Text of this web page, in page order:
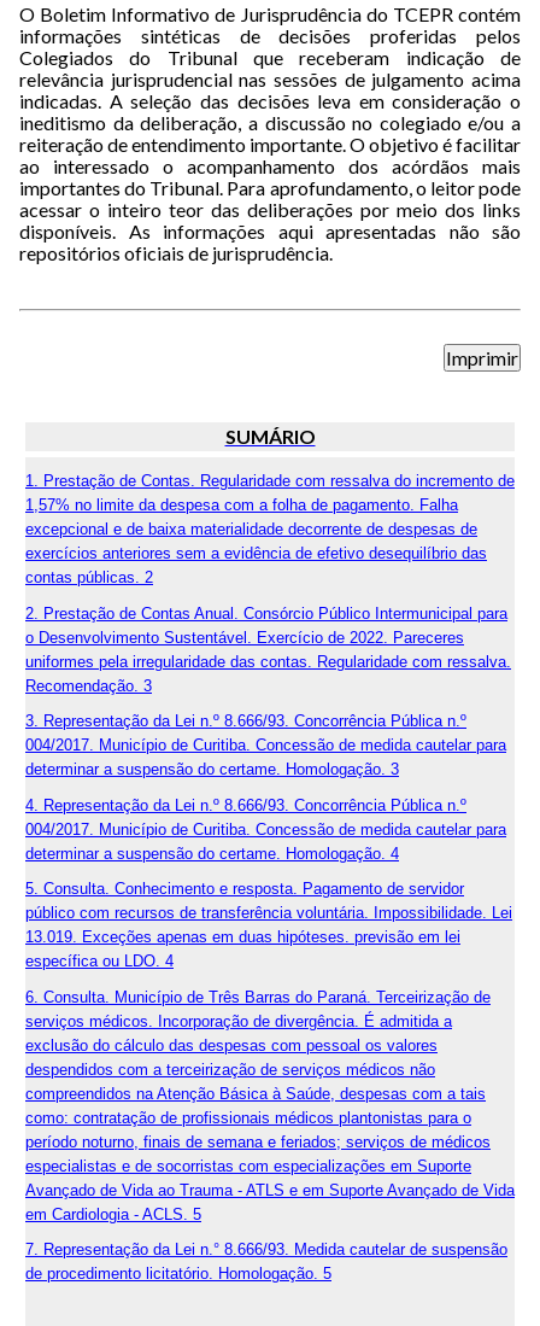
O Boletim Informativo de Jurisprudência do TCEPR contém
informações sintéticas de decisões proferidas pelos
Colegiados do Tribunal que receberam indicação de
relevância jurisprudencial nas sessões de julgamento acima
indicadas. A seleção das decisões leva em consideração o
ineditismo da deliberação, a discussão no colegiado e/ou a
reiteração de entendimento importante. O objetivo é facilitar
ao interessado o acompanhamento dos acórdãos mais
importantes do Tribunal. Para aprofundamento, o leitor pode
acessar o inteiro teor das deliberações por meio dos links
disponíveis. As informações aqui apresentadas não são
repositórios oficiais de jurisprudência.
SUMÁRIO
1. Prestação de Contas. Regularidade com ressalva do incremento de
1,57% no limite da despesa com a folha de pagamento. Falha
excepcional e de baixa materialidade decorrente de despesas de
exercícios anteriores sem a evidência de efetivo desequilíbrio das
contas públicas. 2
2. Prestação de Contas Anual. Consórcio Público Intermunicipal para
o Desenvolvimento Sustentável. Exercício de 2022. Pareceres
uniformes pela irregularidade das contas. Regularidade com ressalva.
Recomendação. 3
3. Representação da Lei n.º 8.666/93. Concorrência Pública n.º
004/2017. Município de Curitiba. Concessão de medida cautelar para
determinar a suspensão do certame. Homologação. 3
4. Representação da Lei n.º 8.666/93. Concorrência Pública n.º
004/2017. Município de Curitiba. Concessão de medida cautelar para
determinar a suspensão do certame. Homologação. 4
5. Consulta. Conhecimento e resposta. Pagamento de servidor
público com recursos de transferência voluntária. Impossibilidade. Lei
13.019. Exceções apenas em duas hipóteses. previsão em lei
específica ou LDO. 4
6. Consulta. Município de Três Barras do Paraná. Terceirização de
serviços médicos. Incorporação de divergência. É admitida a
exclusão do cálculo das despesas com pessoal os valores
despendidos com a terceirização de serviços médicos não
compreendidos na Atenção Básica à Saúde, despesas com a tais
como: contratação de profissionais médicos plantonistas para o
período noturno, finais de semana e feriados; serviços de médicos
especialistas e de socorristas com especializações em Suporte
Avançado de Vida ao Trauma - ATLS e em Suporte Avançado de Vida
em Cardiologia - ACLS. 5
7. Representação da Lei n.° 8.666/93. Medida cautelar de suspensão
de procedimento licitatório. Homologação. 5